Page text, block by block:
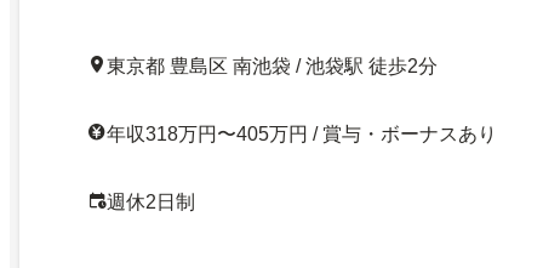
東京都 豊島区 南池袋 / 池袋駅 徒歩2分
年収318万円〜405万円 / 賞与・ボーナスあり
週休2日制